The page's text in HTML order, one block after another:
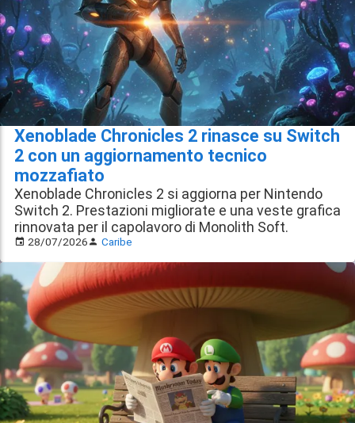
Xenoblade Chronicles 2 rinasce su Switch
2 con un aggiornamento tecnico
mozzafiato
Xenoblade Chronicles 2 si aggiorna per Nintendo
Switch 2. Prestazioni migliorate e una veste grafica
rinnovata per il capolavoro di Monolith Soft.
28/07/2026 Caribe